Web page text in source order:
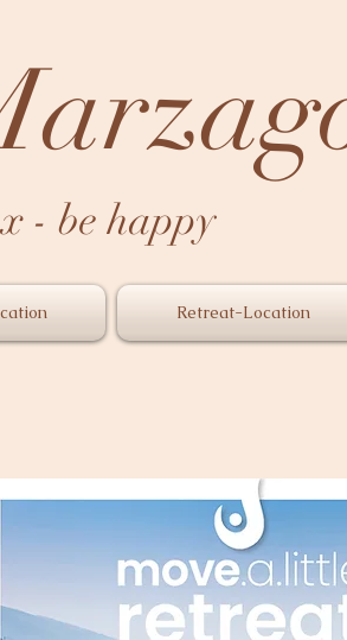
- be happy
Retreat-Location